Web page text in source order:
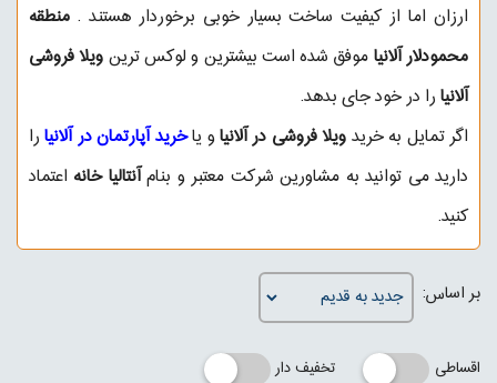
ارزان اما از کیفیت ساخت بسیار خوبی برخوردار هستند . منطقه
محمودلار آلانیاموفق شده است بیشترین و لوکس ترینویلا فروشی
آلانیارا در خود جای بدهد.
اگر تمایل به خریدویلا فروشی در آلانیاو یاخرید آپارتمان در آلانیا را
دارید می توانید به مشاورین شرکت معتبر و بنامآنتالیا خانه اعتماد
کنید.
بر اساس:
اقساطی تخفیف دار